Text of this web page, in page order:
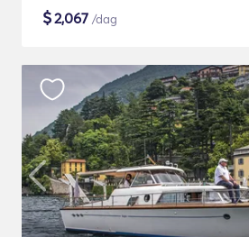
$2,067 /dag